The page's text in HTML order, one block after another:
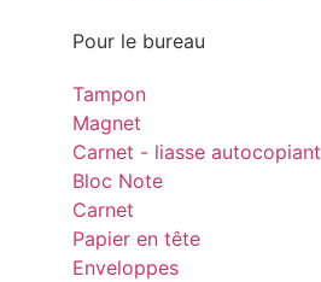
Pour le bureau
Tampon
Magnet
Carnet - liasse autocopiant
Bloc Note
Carnet
Papier en tête
Enveloppes